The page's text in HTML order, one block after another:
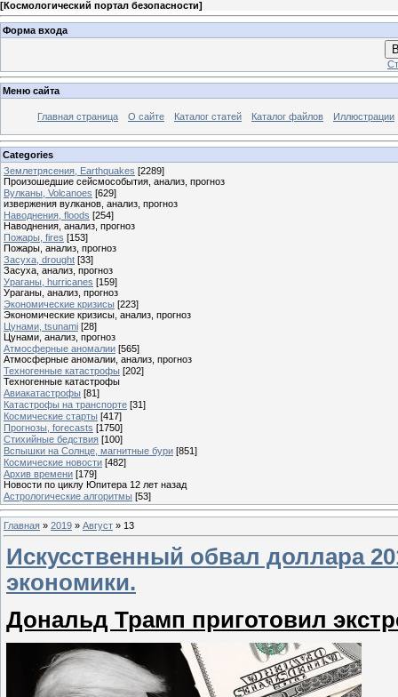
[Космологический портал безопасности]
Форма входа
Меню сайта
Главная страница О сайте Каталог статей Каталог файлов Иллюстрации
Categories
Землетрясения, Earthquakes [2289]
Произошедшие сейсмособытия, анализ, прогноз
Вулканы, Volcanoes [629]
извержения вулканов, анализ, прогноз
Наводнения, floods [254]
Наводнения, анализ, прогноз
Пожары, fires [153]
Пожары, анализ, прогноз
Засуха, drought [33]
Засуха, анализ, прогноз
Ураганы, hurricanes [159]
Ураганы, анализ, прогноз
Экономические кризисы [223]
Экономические кризисы, анализ, прогноз
Цунами, tsunami [28]
Цунами, анализ, прогноз
Атмосферные аномалии [565]
Атмосферные аномалии, анализ, прогноз
Техногенные катастрофы [202]
Техногенные катастрофы
Авиакатастрофы [81]
Катастрофы на транспорте [31]
Космические старты [417]
Прогнозы, forecasts [1750]
Стихийные бедствия [100]
Вспышки на Солнце, магнитные бури [851]
Космические новости [482]
Архив времени [179]
Новости по циклу Юпитера 12 лет назад
Астрологические алгоритмы [53]
Главная » 2019 » Август » 13
Искусственный обвал доллара
экономики.
Дональд Трамп приготовил